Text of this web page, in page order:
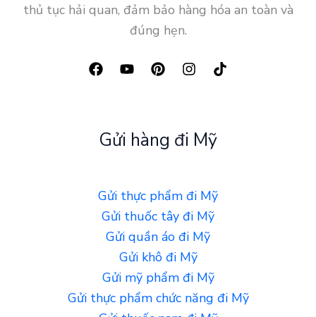
thủ tục hải quan, đảm bảo hàng hóa an toàn và
đúng hẹn.
Gửi hàng đi Mỹ
Gửi thực phẩm đi Mỹ
Gửi thuốc tây đi Mỹ
Gửi quần áo đi Mỹ
Gửi khô đi Mỹ
Gửi mỹ phẩm đi Mỹ
Gửi thực phẩm chức năng đi Mỹ